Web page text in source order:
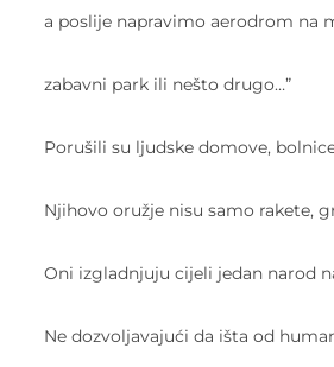
a poslije napravimo aerodrom na
zabavni park ili nešto drugo…”
Porušili su ljudske domove,
Njihovo oružje nisu samo rakete,
Oni izgladnjuju cijeli jedan narod
Ne dozvoljavajući da išta od